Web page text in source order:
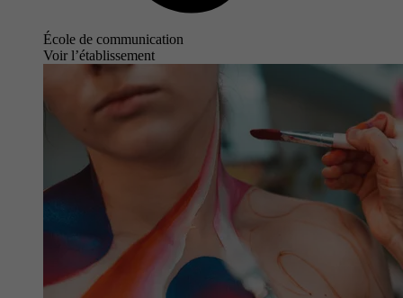
École de communication
Voir l’établissement